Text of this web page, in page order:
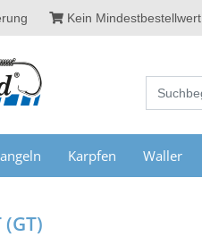
Kein Mindestbestellwert
Karpfen Waller
(GT)